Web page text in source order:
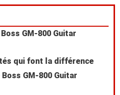
GM-800 Guitar
qui font la différence
GM-800 Guitar